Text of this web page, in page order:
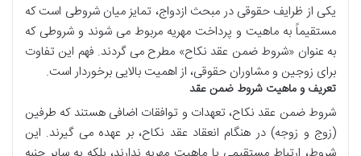
یکی از ظرایف حقوقی در مبحث ازدواج، تمایز میان شروطی است که
مستقیماً به ماهیت و پرداخت مهریه مربوط می شوند و شروطی که
به عنوان «شروط ضمن عقد نکاح» مطرح می گردند. فهم این تفاوت
برای زوجین و مشاوران حقوقی، از اهمیت بالایی برخوردار است.
تعریف و ماهیت شروط ضمن عقد
شروط ضمن عقد نکاح، تعهدات و توافقات اضافی هستند که طرفین
(زوج و زوجه) در هنگام انعقاد عقد نکاح، بر عهده می گیرند. این